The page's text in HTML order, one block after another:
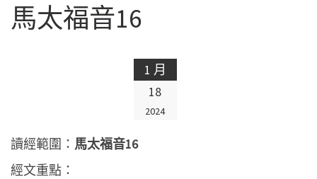
馬太福音16
1 月
18
2024
讀經範圍： 馬太福音16
經文重點：